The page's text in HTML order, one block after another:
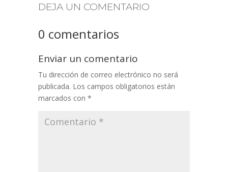
DEJA UN COMENTARIO
0 comentarios
Enviar un comentario
Tu dirección de correo electrónico no será
publicada. Los campos obligatorios están
marcados con *